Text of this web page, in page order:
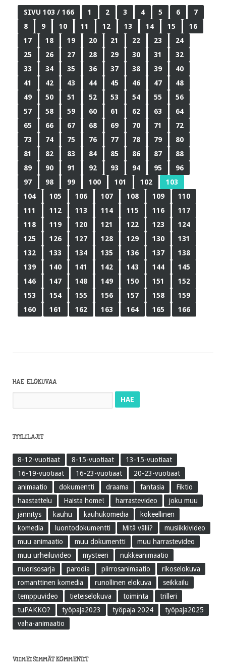
SIVU 103 / 166 1 2 3 4 5 6
7
8
9 10 11 12 13 14 15
16
17
18 19 20 21 22 23
24
25
26 27 28 29 30 31
32
33
34 35 36 37 38 39
40
41
42 43 44 45 46 47
48
49
50 51 52 53 54 55
56
57
58 59 60 61 62 63
64
65
66 67 68 69 70 71
72
73
74 75 76 77 78 79
80
81
82 83 84 85 86 87
88
89
90 91 92 93 94 95
96
97
98 99 100 101 102
103
104
105 106 107 108 109
110
111
112 113 114 115 116
117
118
119 120 121 122 123
124
125
126 127 128 129 130
131
132
133 134 135 136 137
138
139
140 141 142 143 144
145
146
147 148 149 150 151
152
153
154 155 156 157 158
159
160
161 162 163 164 165 166
HAE ELOKUVAA
TYYLILAJIT
8-12-vuotiaat 8-15-vuotiaat
13-15-vuotiaat
16-19-vuotiaat
16-23-vuotiaat
20-23-vuotiaat
animaatio
dokumentti draama fantasia
Fiktio
haastattelu
Haista home! harrastevideo
joku muu
jännitys
kauhu kauhukomedia
kokeellinen
komedia
luontodokumentti Mitä välii?
musiikkivideo
muu animaatio
muu dokumentti
muu harrastevideo
muu urheiluvideo
mysteeri
nukkeanimaatio
nuorisosarja
parodia piirrosanimaatio
rikoselokuva
romanttinen komedia
runollinen elokuva
seikkailu
temppuvideo
tieteiselokuva toiminta
trilleri
tuPAKKO?
työpaja2023 työpaja 2024
työpaja2025
vaha-animaatio
VIIMEISIMMÄT KOMMENTIT